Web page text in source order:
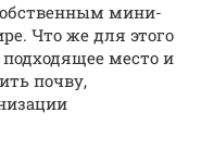
мини-
Что же для этого
место и
почву,